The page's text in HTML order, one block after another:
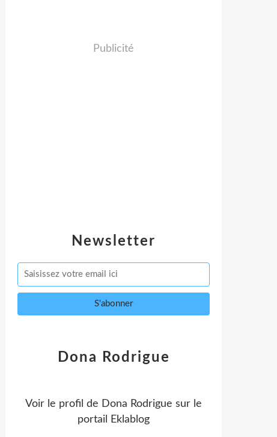
Newsletter
Publicité
Dona Rodrigue
Voir le profil de Dona Rodrigue sur le
portail Eklablog